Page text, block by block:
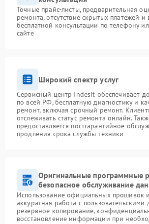
Точные прайс-листы, предварительная
ремонта, отсутствие скрытых платежей и
бесплатной консультации по телефону
сайте
Широкий спектр услуг
Сервисный центр Indesit обеспечивает
по всей РФ, бесплатную диагностику и
ремонт, включая срочный ремонт.
отслеживать статус ремонта онлайн.
предоставляется постгарантийное
продления срока службы техники
Оригинальные программные
безопасное обслуживание
Использование официальных прошивок
аккуратная работа с
резервное копирование,
восстановление информации при